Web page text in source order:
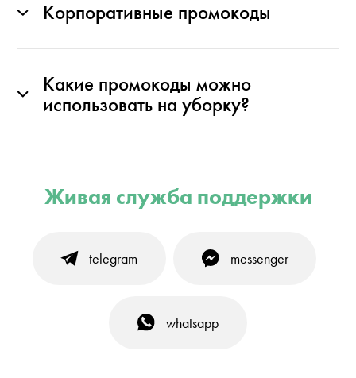
Корпоративные промокоды
Какие промокоды можно
использовать на уборку?
Живая служба поддержки
telegram messenger
whatsapp